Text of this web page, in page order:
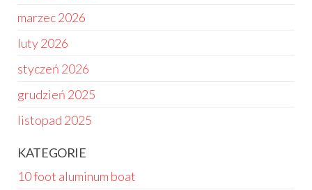
marzec 2026
luty 2026
styczeń 2026
grudzień 2025
listopad 2025
KATEGORIE
10 foot aluminum boat